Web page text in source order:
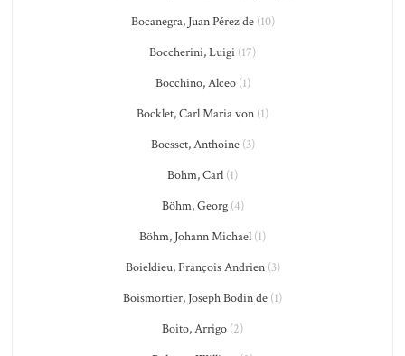
Bocanegra, Juan Pérez de(10)
Boccherini, Luigi (17)
Bocchino, Alceo(1)
Bocklet, Carl Maria von (1)
Boesset, Anthoine(3)
Bohm, Carl (1)
Böhm, Georg(4)
Böhm, Johann Michael (1)
Boieldieu, François Andrien(3)
Boismortier, Joseph Bodin de (1)
Boito, Arrigo (2)